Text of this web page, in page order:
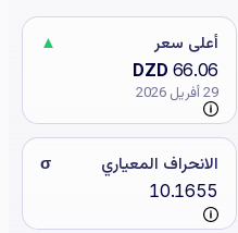
أعلى سعر ▲
66.06
29 أفريل 2026
الانحراف المعياري σ
10.1655